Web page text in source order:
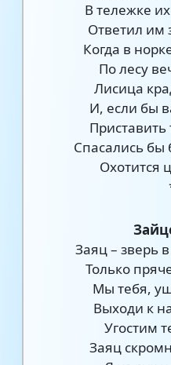
В тележке
Ответил им
Когда в
По лесу
Лисица
И, если бы
Спасались бы
Охотится
Заяц – зверь
Только
Мы тебя,
Выходи к
Угостим
Заяц